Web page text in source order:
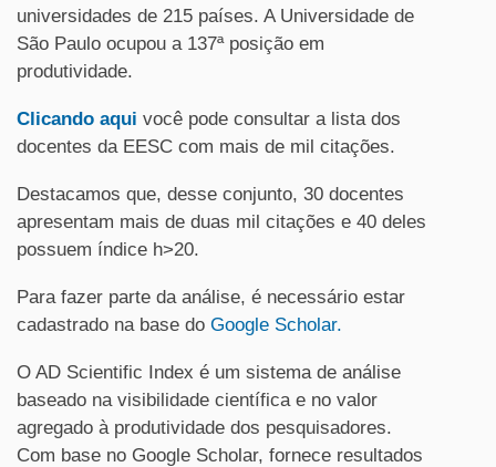
universidades de 215 países. A Universidade de
São Paulo ocupou a 137ª posição em
produtividade.
Clicando aqui você pode consultar a lista dos
docentes da EESC com mais de mil citações.
Destacamos que, desse conjunto, 30 docentes
apresentam mais de duas mil citações e 40 deles
possuem índice h>20.
Para fazer parte da análise, é necessário estar
cadastrado na base do Google Scholar.
O AD Scientific Index é um sistema de análise
baseado na visibilidade científica e no valor
agregado à produtividade dos pesquisadores.
Com base no Google Scholar, fornece resultados